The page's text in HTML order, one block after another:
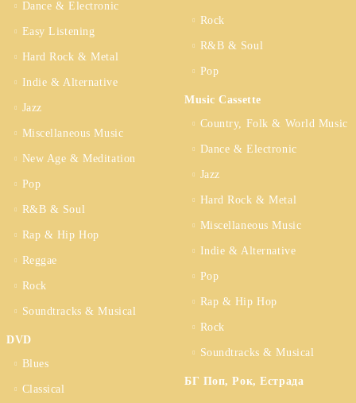
Dance & Electronic
Easy Listening
Hard Rock & Metal
Indie & Alternative
Jazz
Miscellaneous Music
New Age & Meditation
Pop
R&B & Soul
Rap & Hip Hop
Reggae
Rock
Soundtracks & Musical
DVD
Blues
Classical
Rock
R&B & Soul
Pop
Music Cassette
Country, Folk & World Music
Dance & Electronic
Jazz
Hard Rock & Metal
Miscellaneous Music
Indie & Alternative
Pop
Rap & Hip Hop
Rock
Soundtracks & Musical
БГ Поп, Рок, Естрада